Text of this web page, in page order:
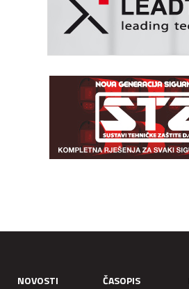
NOVOSTI ČASOPIS